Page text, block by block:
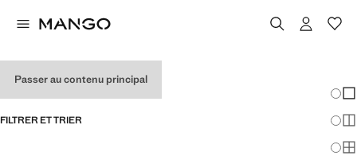
Passer au contenu principal
FILTRER ET TRIER